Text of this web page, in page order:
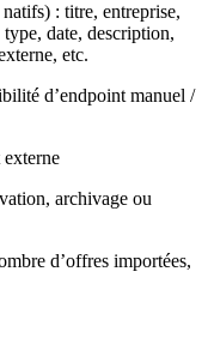
: titre, entreprise,
date, description,
etc.
d’endpoint manuel /
archivage ou
d’offres importées,